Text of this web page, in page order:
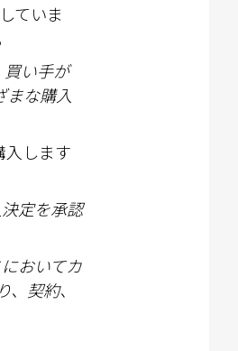
ていま
い手が
まな購入
入します
定を承認
おいてカ
契約、